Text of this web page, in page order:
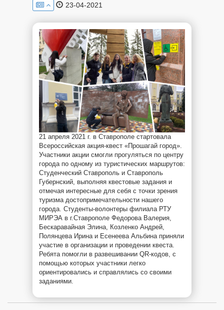
23-04-2021
21 апреля 2021 г. в Ставрополе стартовала
Всероссийская акция-квест «Прошагай город».
Участники акции смогли прогуляться по центру
города по одному из туристических маршрутов:
Студенческий Ставрополь и Ставрополь
Губернский, выполняя квестовые задания и
отмечая интересные для себя с точки зрения
туризма достопримечательности нашего
города. Студенты-волонтеры филиала РТУ
МИРЭА в г.Ставрополе Федорова Валерия,
Бескаравайная Элина, Козленко Андрей,
Полянцева Ирина и Есенеева Альбина приняли
участие в организации и проведении квеста.
Ребята помогли в развешивании QR-кодов, с
помощью которых участники легко
ориентировались и справлялись со своими
заданиями.